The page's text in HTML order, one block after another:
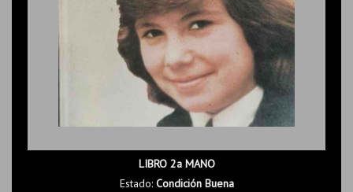
LIBRO 2a MANO
Estado: Condición Buena